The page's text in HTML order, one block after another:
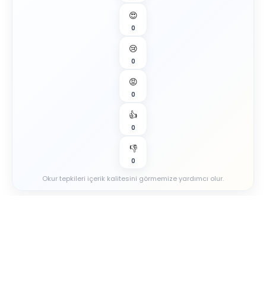
😍
0
😢
0
😡
0
👍
0
👎
0
Okur tepkileri içerik kalitesini görmemize yardımcı olur.